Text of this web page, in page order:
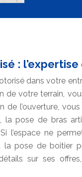
:
dans votre
de votre terrain,
de l’ouverture,
la pose de bras
l’espace ne
la pose de boitier
sur ses